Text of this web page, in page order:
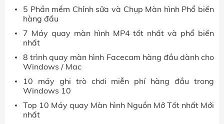
5 Phần mềm Chỉnh sửa và Chụp Màn hình Phổ biến
hàng đầu
7 Máy quay màn hình MP4 tốt nhất và phổ biến
nhất
8 trình quay màn hình Facecam hàng đầu dành cho
Windows / Mac
10 máy ghi trò chơi miễn phí hàng đầu trong
Windows 10
Top 10 Máy quay Màn hình Nguồn Mở Tốt nhất Mới
nhất